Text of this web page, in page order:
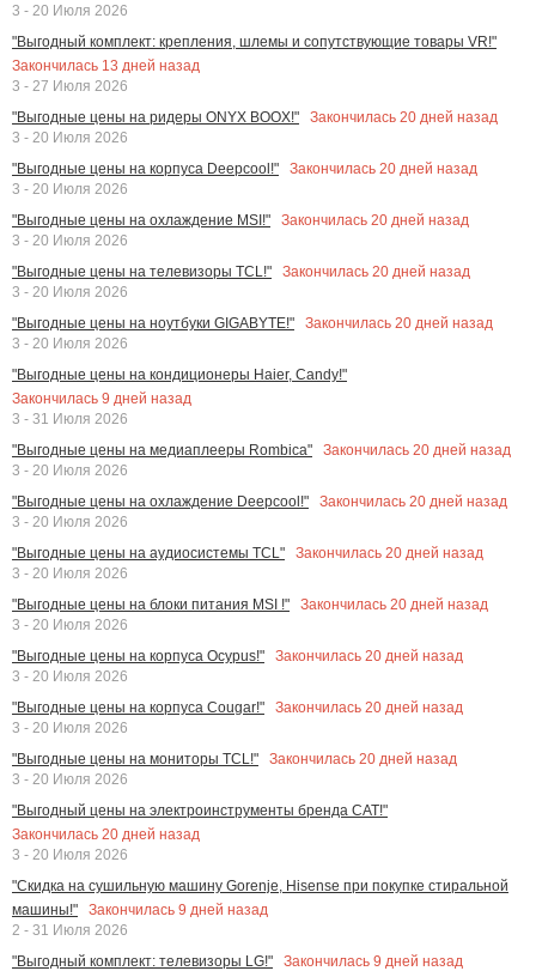
3 - 20 Июля 2026
"Выгодный комплект: крепления, шлемы и сопутствующие товары VR!"
Закончилась 13 дней назад
3 - 27 Июля 2026
"Выгодные цены на ридеры ONYX BOOX!"
Закончилась 20 дней назад
3 - 20 Июля 2026
"Выгодные цены на корпуса Deepcool!"
Закончилась 20 дней назад
3 - 20 Июля 2026
"Выгодные цены на охлаждение MSI!"
Закончилась 20 дней назад
3 - 20 Июля 2026
"Выгодные цены на телевизоры TCL!"
Закончилась 20 дней назад
3 - 20 Июля 2026
"Выгодные цены на ноутбуки GIGABYTE!"
Закончилась 20 дней назад
3 - 20 Июля 2026
"Выгодные цены на кондиционеры Haier, Candy!"
Закончилась 9 дней назад
3 - 31 Июля 2026
"Выгодные цены на медиаплееры Rombica"
Закончилась 20 дней назад
3 - 20 Июля 2026
"Выгодные цены на охлаждение Deepcool!"
Закончилась 20 дней назад
3 - 20 Июля 2026
"Выгодные цены на аудиосистемы TCL"
Закончилась 20 дней назад
3 - 20 Июля 2026
"Выгодные цены на блоки питания MSI !"
Закончилась 20 дней назад
3 - 20 Июля 2026
"Выгодные цены на корпуса Ocypus!"
Закончилась 20 дней назад
3 - 20 Июля 2026
"Выгодные цены на корпуса Cougar!"
Закончилась 20 дней назад
3 - 20 Июля 2026
"Выгодные цены на мониторы TCL!"
Закончилась 20 дней назад
3 - 20 Июля 2026
"Выгодный цены на электроинструменты бренда CAT!"
Закончилась 20 дней назад
3 - 20 Июля 2026
"Скидка на сушильную машину Gorenje, Hisense при покупке стиральной
машины!"
Закончилась 9 дней назад
2 - 31 Июля 2026
"Выгодный комплект: телевизоры LG!"
Закончилась 9 дней назад